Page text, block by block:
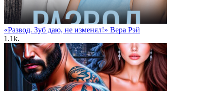
«Развод. Зуб даю, не изменял!» Вера Рэй
1.1k.